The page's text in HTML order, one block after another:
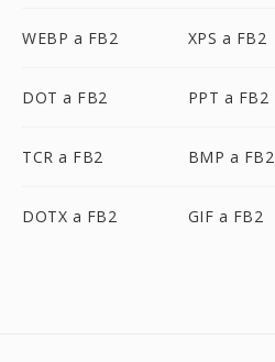
WEBP a FB2 XPS a FB2
DOT a FB2 PPT a FB2
TCR a FB2 BMP a FB2
DOTX a FB2 GIF a FB2